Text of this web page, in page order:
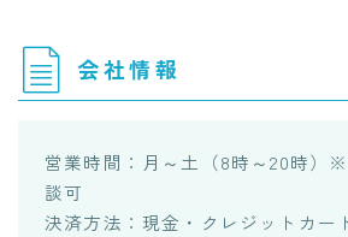
会社情報
営業時間：月～土（8時～20時）
談可
決済方法：現金・クレジットカー